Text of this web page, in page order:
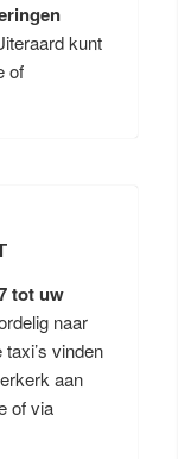
kunt
of
tot uw
naar
vinden
aan
of via